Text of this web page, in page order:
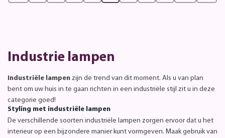
Industrie lampen
Industriële lampen zijn de trend van dit moment. Als u van plan
bent om uw huis in te gaan richten in een industriële stijl zit u in deze
categorie goed!
Styling met industriële lampen
De verschillende soorten industriële lampen zorgen ervoor dat u het
interieur op een bijzondere manier kunt vormgeven. Maak gebruik van